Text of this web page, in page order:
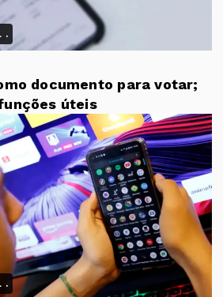
.
documento para votar;
úteis
.